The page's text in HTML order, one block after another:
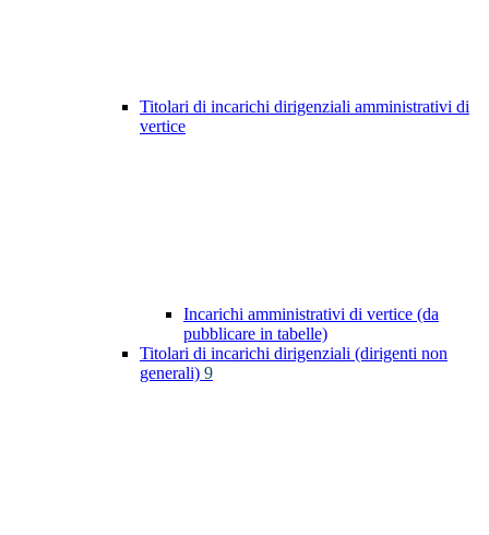
Titolari di incarichi dirigenziali amministrativi di
vertice
Incarichi amministrativi di vertice (da
pubblicare in tabelle)
Titolari di incarichi dirigenziali (dirigenti non
generali) 9